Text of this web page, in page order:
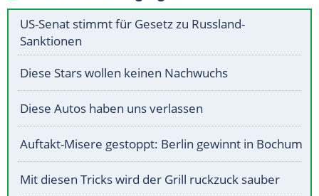
US-Senat stimmt für Gesetz zu Russland-
Sanktionen
Diese Stars wollen keinen Nachwuchs
Diese Autos haben uns verlassen
Auftakt-Misere gestoppt: Berlin gewinnt in Bochum
Mit diesen Tricks wird der Grill ruckzuck sauber